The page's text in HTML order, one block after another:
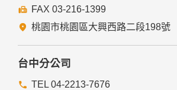
經由您書面同意。
法律明文規定。
與公務機關或學術研究機構合作，基於公
研究而有必要，且資料經過提供者處理或蒐
無從識別特定之當事人。
當您在網站的行為，違反服務條款或可能損
FAX 03-216-1399
桃園市桃園區大興西路二段198號
台中分公司
TEL 04-2213-7676